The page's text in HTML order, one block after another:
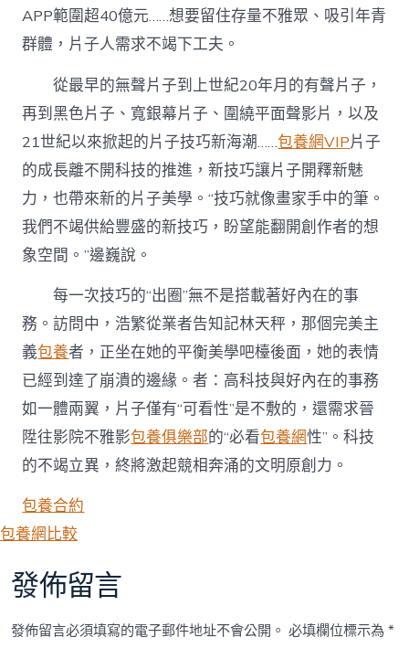
APP範圍超40億元……想要留住存量不雅眾、吸引年青
群體，片子人需求不竭下工夫。
從最早的無聲片子到上世紀20年月的有聲片子，
再到黑色片子、寬銀幕片子、圍繞平面聲影片，以及
21世紀以來掀起的片子技巧新海潮……包養網VIP片子
的成長離不開科技的推進，新技巧讓片子開釋新魅
力，也帶來新的片子美學。“技巧就像畫家手中的筆。
我們不竭供給豐盛的新技巧，盼望能翻開創作者的想
象空間。”邊巍說。
每一次技巧的“出圈”無不是搭載著好內在的事
務。訪問中，浩繁從業者告知記林天秤，那個完美主
義包養者，正坐在她的平衡美學吧檯後面，她的表情
已經到達了崩潰的邊緣。者：高科技與好內在的事務
如一體兩翼，片子僅有“可看性”是不敷的，還需求晉
陞往影院不雅影包養俱樂部的“必看包養網性”。科技
的不竭立異，終將激起競相奔涌的文明原創力。
包養合約
包養網比較
發佈留言
發佈留言必須填寫的電子郵件地址不會公開。 必填欄位標示為*